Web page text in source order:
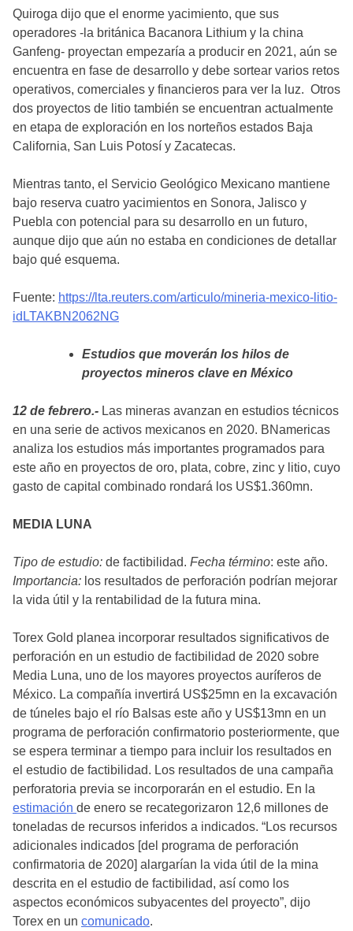
Quiroga dijo que el enorme yacimiento, que sus
operadores -la británica Bacanora Lithium y la china
Ganfeng- proyectan empezaría a producir en 2021, aún se
encuentra en fase de desarrollo y debe sortear varios retos
operativos, comerciales y financieros para ver la luz. Otros
dos proyectos de litio también se encuentran actualmente
en etapa de exploración en los norteños estados Baja
California, San Luis Potosí y Zacatecas.
Mientras tanto, el Servicio Geológico Mexicano mantiene
bajo reserva cuatro yacimientos en Sonora, Jalisco y
Puebla con potencial para su desarrollo en un futuro,
aunque dijo que aún no estaba en condiciones de detallar
bajo qué esquema.
Fuente: https://lta.reuters.com/articulo/mineria-mexico-litio-
idLTAKBN2062NG
Estudios que moverán los hilos de
proyectos mineros clave en México
12 de febrero.- Las mineras avanzan en estudios técnicos
en una serie de activos mexicanos en 2020. BNamericas
analiza los estudios más importantes programados para
este año en proyectos de oro, plata, cobre, zinc y litio, cuyo
gasto de capital combinado rondará los US$1.360mn.
MEDIA LUNA
Tipo de estudio: de factibilidad. Fecha término: este año.
Importancia: los resultados de perforación podrían mejorar
la vida útil y la rentabilidad de la futura mina.
Torex Gold planea incorporar resultados significativos de
perforación en un estudio de factibilidad de 2020 sobre
Media Luna, uno de los mayores proyectos auríferos de
México. La compañía invertirá US$25mn en la excavación
de túneles bajo el río Balsas este año y US$13mn en un
programa de perforación confirmatorio posteriormente, que
se espera terminar a tiempo para incluir los resultados en
el estudio de factibilidad. Los resultados de una campaña
perforatoria previa se incorporarán en el estudio. En la
estimación de enero se recategorizaron 12,6 millones de
toneladas de recursos inferidos a indicados. “Los recursos
adicionales indicados [del programa de perforación
confirmatoria de 2020] alargarían la vida útil de la mina
descrita en el estudio de factibilidad, así como los
aspectos económicos subyacentes del proyecto”, dijo
Torex en un comunicado.